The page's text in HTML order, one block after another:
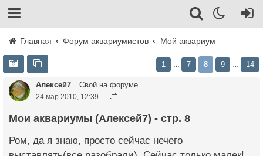
Главная Форум аквариумистов Мой аквариум
1 7 8 9 14
Алексей7 Свой на форуме
24 мар 2010, 12:39
Мои аквариумы (Алексей7) - стр. 8
Ром, да я знаю, просто сейчас нечего